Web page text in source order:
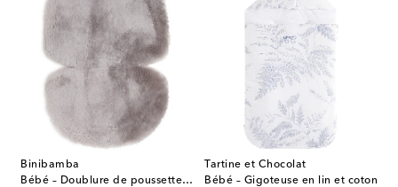
Binibamba
Bébé – Doublure de poussette Snuggler® en shearling
Tartine et Chocolat
Bébé – Gigoteuse en lin et coton